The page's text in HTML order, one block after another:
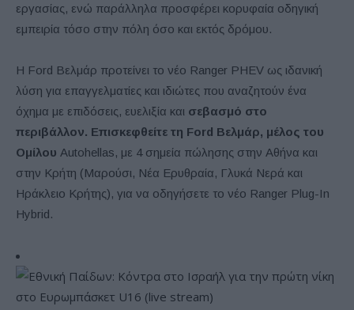
εργασίας, ενώ παράλληλα προσφέρει κορυφαία οδηγική
εμπειρία τόσο στην πόλη όσο και εκτός δρόμου.
Η Ford Βελμάρ προτείνει το νέο Ranger PHEV ως ιδανική
λύση για επαγγελματίες και ιδιώτες που αναζητούν ένα
όχημα με επιδόσεις, ευελιξία και σεβασμό στο
περιβάλλον. Επισκεφθείτε τη Ford Βελμάρ, μέλος του
Ομίλου Autohellas, με 4 σημεία πώλησης στην Αθήνα και
στην Κρήτη (Μαρούσι, Νέα Ερυθραία, Γλυκά Νερά και
Ηράκλειο Κρήτης), για να οδηγήσετε το νέο Ranger Plug-In
Hybrid.